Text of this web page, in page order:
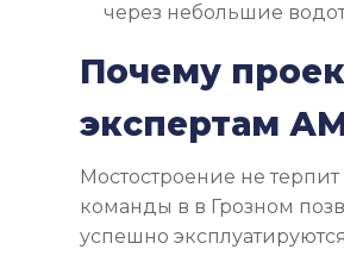
через небольшие
Почему
экспертам
Мостостроение не
команды в в Грозном
успешно